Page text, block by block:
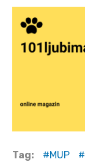
Tag: MUP